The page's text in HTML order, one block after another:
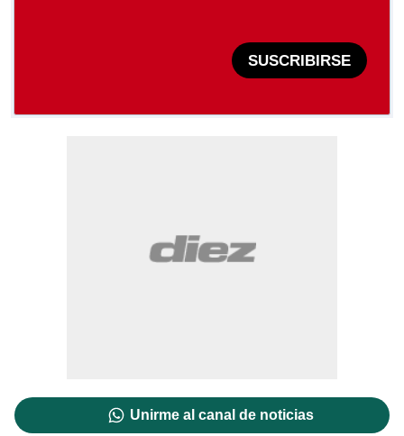
SUSCRIBIRSE
Unirme al canal de noticias